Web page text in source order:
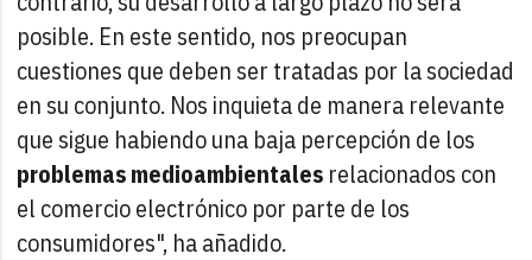
posible. En este sentido, nos preocupan
cuestiones que deben ser tratadas por la sociedad
en su conjunto. Nos inquieta de manera relevante
que sigue habiendo una baja percepción de los
problemas medioambientales relacionados con
el comercio electrónico por parte de los
consumidores", ha añadido.